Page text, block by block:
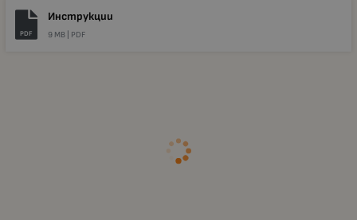
PDF
Инструкции
9 MB | PDF